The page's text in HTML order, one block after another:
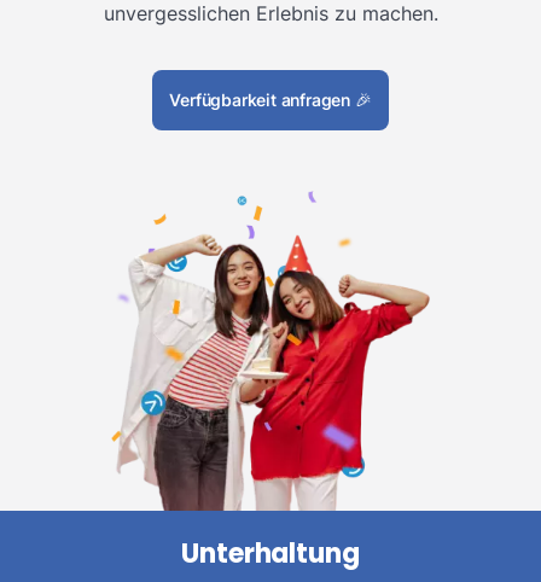
unvergesslichen Erlebnis zu machen.
Verfügbarkeit anfragen 🎉
Unterhaltung